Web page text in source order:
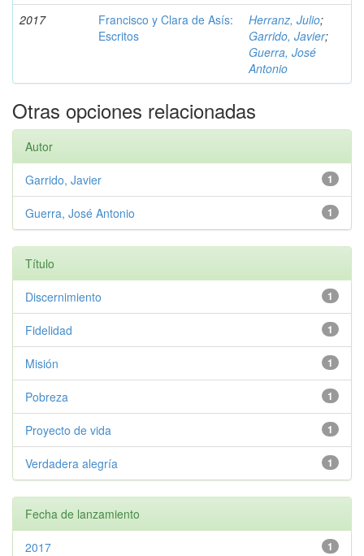
2017
Francisco y Clara de Asís:
Escritos
Herranz, Julio;
Garrido, Javier;
Guerra, José
Antonio
Otras opciones relacionadas
Autor
1
Garrido, Javier
1
Guerra, José Antonio
Título
1
Discernimiento
1
Fidelidad
1
Misión
1
Pobreza
1
Proyecto de vida
1
Verdadera alegría
Fecha de lanzamiento
1
2017